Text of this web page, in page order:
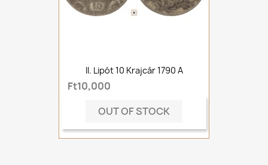
II. Lipót 10 Krajcár 1790 A
Ft10,000
OUT OF STOCK